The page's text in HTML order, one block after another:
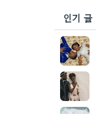
인기 글